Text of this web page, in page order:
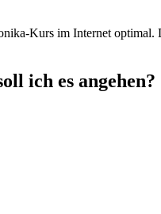
Kurs im Internet optimal.
ich es angehen?